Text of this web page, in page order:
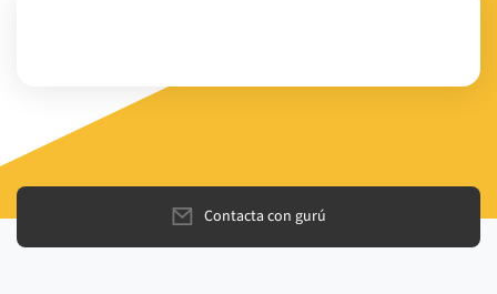
Contacta con gurú